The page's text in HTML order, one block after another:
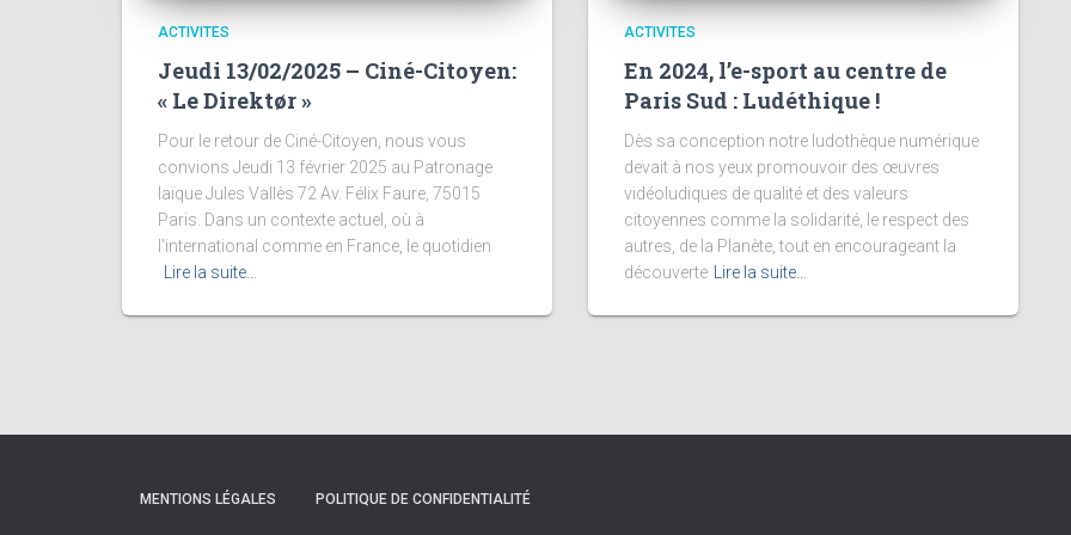
ACTIVITES
Jeudi 13/02/2025 – Ciné-Citoyen:
« Le Direktør »
Pour le retour de Ciné-Citoyen, nous vous
convions Jeudi 13 février 2025 au Patronage
laïque Jules Vallès 72 Av. Félix Faure, 75015
Paris. Dans un contexte actuel, où à
l’international comme en France, le quotidien
Lire la suite…
ACTIVITES
En 2024, l’e-sport au centre de
Paris Sud : Ludéthique !
Dès sa conception notre ludothèque numérique
devait à nos yeux promouvoir des œuvres
vidéoludiques de qualité et des valeurs
citoyennes comme la solidarité, le respect des
autres, de la Planète, tout en encourageant la
découverte
Lire la suite…
MENTIONS LÉGALES POLITIQUE DE CONFIDENTIALITÉ